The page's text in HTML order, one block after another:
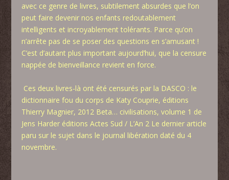
avec ce genre de livres, subtilement absurdes que l’on
peut faire devenir nos enfants redoutablement
intelligents et incroyablement tolérants. Parce qu’on
n’arrête pas de se poser des questions en s’amusant !
C’est d’autant plus important aujourd’hui, que la censure
nappée de bienveillance revient en force.
Ces deux livres-là ont été censurés par la DASCO : le
dictionnaire fou du corps de Katy Couprie, éditions
Thierry Magnier, 2012 Beta… civilisations, volume 1 de
Jens Harder éditions Actes Sud / L’An 2 Le dernier article
paru sur le sujet dans le journal libération daté du 4
novembre.